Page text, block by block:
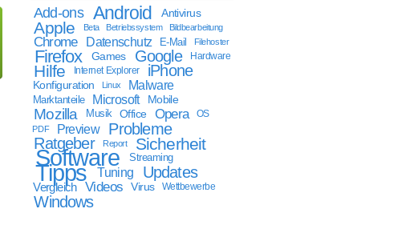
Add-ons Android Antivirus
Apple Beta Betriebssystem Bildbearbeitung
Chrome Datenschutz E-Mail Filehoster
Firefox Games Google Hardware
Hilfe Internet Explorer iPhone
Konfiguration Linux Malware
Marktanteile Microsoft Mobile
Mozilla Musik Office Opera
OS
PDF
Preview
Probleme
Ratgeber
Report Sicherheit
Software Streaming
Tipps Tuning Updates
Vergleich Videos Virus Wettbewerbe
Windows